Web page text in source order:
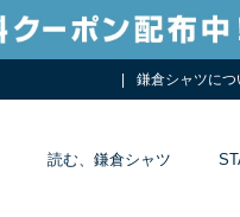
鎌倉シャツにつ
読む、鎌倉シャツ